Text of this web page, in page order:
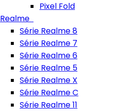
Pixel Fold
Realme
Série Realme 8
Série Realme 7
Série Realme 6
Série Realme 5
Série Realme X
Série Realme C
Série Realme 11